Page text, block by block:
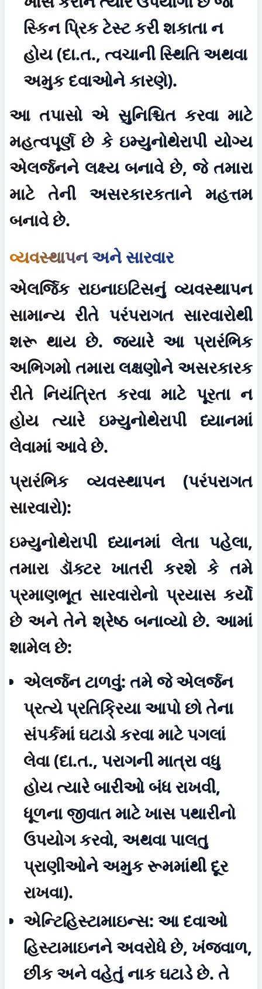
સ્કિન પ્રિક ટેસ્ટ કરી શકાતા ન
હોય (દા.ત., ત્વચાની સ્થિતિ અથવા
અમુક દવાઓને કારણે).
આ તપાસો એ સુનિશ્ચિત કરવા માટે
મહત્વપૂર્ણ છે કે ઇમ્યુનોથેરાપી યોગ્ય
એલર્જનને લક્ષ્ય બનાવે છે, જે તમારા
માટે તેની અસરકારકતાને મહત્તમ
બનાવે છે.
વ્યવસ્થાપન અને સારવાર
એલર્જિક રાઇનાઇટિસનું વ્યવસ્થાપન
સામાન્ય રીતે પરંપરાગત સારવારોથી
શરૂ થાય છે. જ્યારે આ પ્રારંભિક
અભિગમો તમારા લક્ષણોને અસરકારક
રીતે નિયંત્રિત કરવા માટે પૂરતા ન
હોય ત્યારે ઇમ્યુનોથેરાપી ધ્યાનમાં
લેવામાં આવે છે.
પ્રારંભિક વ્યવસ્થાપન (પરંપરાગત
સારવારો):
ઇમ્યુનોથેરાપી ધ્યાનમાં લેતા પહેલા,
તમારા ડૉક્ટર ખાતરી કરશે કે તમે
પ્રમાણભૂત સારવારોનો પ્રયાસ કર્યો
છે અને તેને શ્રેષ્ઠ બનાવ્યો છે. આમાં
શામેલ છે:
એલર્જન ટાળવું: તમે જે એલર્જન
પ્રત્યે પ્રતિક્રિયા આપો છો તેના
સંપર્કમાં ઘટાડો કરવા માટે પગલાં
લેવા (દા.ત., પરાગની માત્રા વધુ
હોય ત્યારે બારીઓ બંધ રાખવી,
ધૂળના જીવાત માટે ખાસ પથારીનો
ઉપયોગ કરવો, અથવા પાલતુ
પ્રાણીઓને અમુક રૂમમાંથી દૂર
રાખવા).
એન્ટિહિસ્ટામાઇન્સ: આ દવાઓ
હિસ્ટામાઇનને અવરોધે છે, ખંજવાળ,
છીંક અને વહેતું નાક ઘટાડે છે. તે